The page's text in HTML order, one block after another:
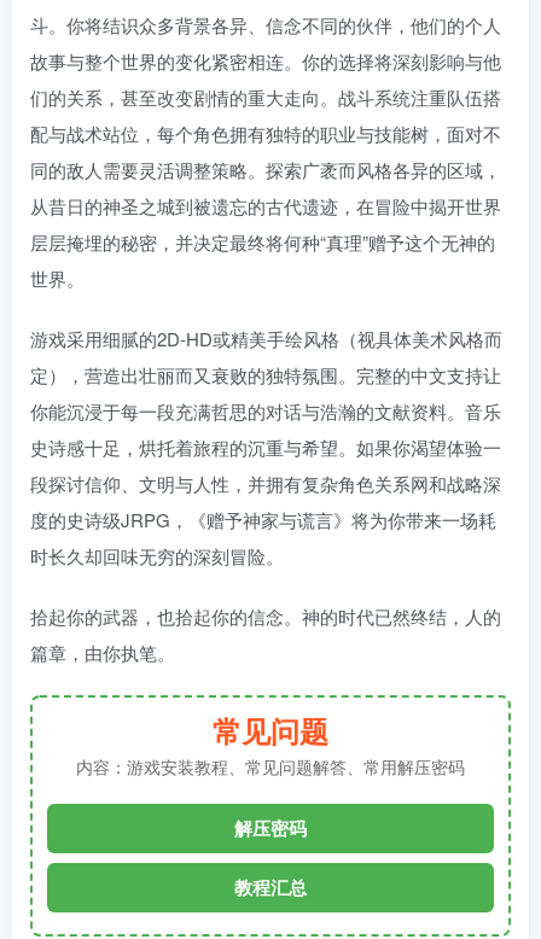
斗。你将结识众多背景各异、信念不同的伙伴，他们的个人
故事与整个世界的变化紧密相连。你的选择将深刻影响与他
们的关系，甚至改变剧情的重大走向。战斗系统注重队伍搭
配与战术站位，每个角色拥有独特的职业与技能树，面对不
同的敌人需要灵活调整策略。探索广袤而风格各异的区域，
从昔日的神圣之城到被遗忘的古代遗迹，在冒险中揭开世界
层层掩埋的秘密，并决定最终将何种“真理”赠予这个无神的
世界。
游戏采用细腻的2D-HD或精美手绘风格（视具体美术风格而
定），营造出壮丽而又衰败的独特氛围。完整的中文支持让
你能沉浸于每一段充满哲思的对话与浩瀚的文献资料。音乐
史诗感十足，烘托着旅程的沉重与希望。如果你渴望体验一
段探讨信仰、文明与人性，并拥有复杂角色关系网和战略深
度的史诗级JRPG，《赠予神家与谎言》将为你带来一场耗
时长久却回味无穷的深刻冒险。
拾起你的武器，也拾起你的信念。神的时代已然终结，人的
篇章，由你执笔。
常见问题
内容：游戏安装教程、常见问题解答、常用解压密码
解压密码
教程汇总